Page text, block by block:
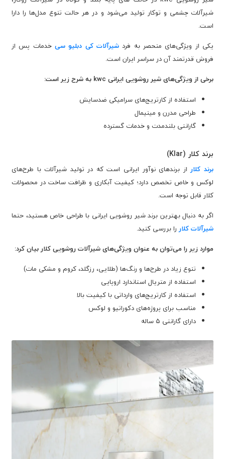
شیرآلات چشمی و توکار تولید می‌شود و در هر حالت تنوع مدل‌ها را دارا
است.
یکی از ویژگی‌های منحصر به فرد شیرآلات کی دبلیو سی خدمات پس از
فروش قدرتمند آن در سراسر ایران است.
برخی از ویژگی‌های شیر روشویی ایرانی kwc به شرح زیر است:
استفاده از کارتریج‌های سرامیکی ضد‌سایش
طراحی مدرن و مینیمال
گارانتی بلندمدت و خدمات گسترده
برند کلار (Klar)
برند کلاراز برندهای نوآور ایرانی است که در تولید شیرآلات با طرح‌های
لوکس و خاص تخصص دارد؛ کیفیت آبکاری و ظرافت ساخت در محصولات
کلار قابل توجه است.
اگر به دنبال بهترین برند شیر روشویی ایرانی با طراحی خاص هستید، حتما
شیرآلات کلار را بررسی کنید.
موارد زیر را می‌توان به عنوان ویژگی‌های شیرآلات روشویی کلار بیان کرد:
تنوع زیاد در طرح‌ها و رنگ‌ها (طلایی، رزگلد، کروم و مشکی مات)
استفاده از متریال استاندارد اروپایی
استفاده از کارتریج‌های وارداتی با کیفیت بالا
مناسب برای پروژه‌های دکوراتیو و لوکس
دارای گارانتی ۵ ساله